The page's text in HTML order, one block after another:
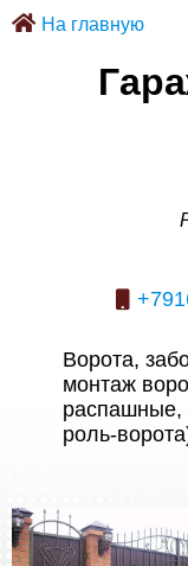
На главную
Ворота,
монтаж
распашные,
роль-